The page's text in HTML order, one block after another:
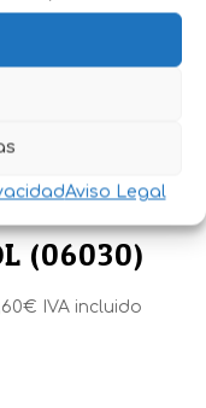
Aviso Legal
PIEL
(06030)
€ IVA incluido